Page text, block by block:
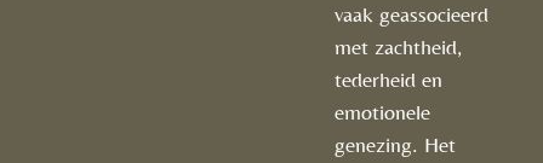
vaak geassocieerd
met zachtheid,
tederheid en
emotionele
genezing. Het